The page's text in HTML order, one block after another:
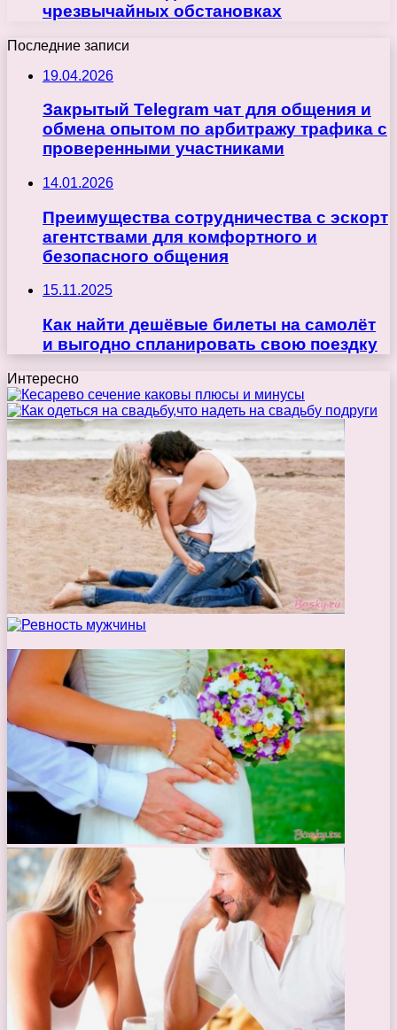
чрезвычайных обстановках
Последние записи
19.04.2026
Закрытый Telegram чат для общения и
обмена опытом по арбитражу трафика с
проверенными участниками
14.01.2026
Преимущества сотрудничества с эскорт
агентствами для комфортного и
безопасного общения
15.11.2025
Как найти дешёвые билеты на самолёт
и выгодно спланировать свою поездку
Интересно